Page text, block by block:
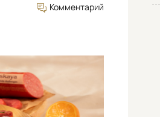
Комментарий